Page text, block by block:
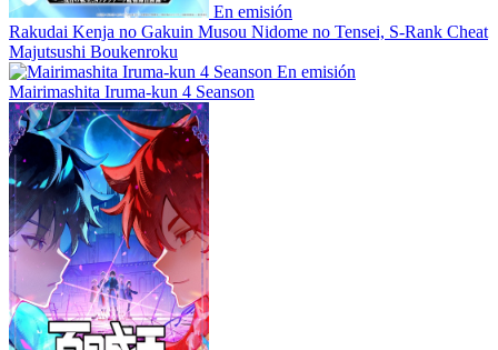
En emisión
Rakudai Kenja no Gakuin Musou Nidome no Tensei, S-Rank Cheat
Majutsushi Boukenroku
En emisión
Mairimashita Iruma-kun 4 Seanson